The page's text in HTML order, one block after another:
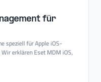
für
speziell für Apple iOS-
erklären Eset MDM iOS,